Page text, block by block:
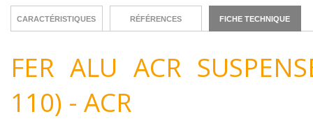
CARACTÉRISTIQUES RÉFÉRENCES FICHE TECHNIQUE
FER ALU ACR
110) - ACR